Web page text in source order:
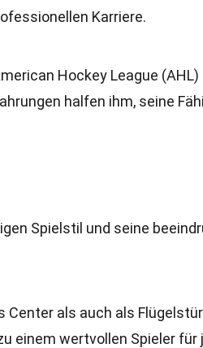
Karriere.
Hockey League
halfen ihm, seine
Spielstil und seine
Center als auch als
einem wertvollen Spieler für